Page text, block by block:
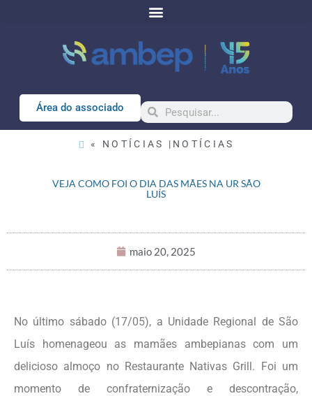
Área do associado
« NOTÍCIAS | NOTÍCIAS
VEJA COMO FOI O DIA DAS MÃES NA UR SÃO
LUÍS
maio 20, 2025
No último sábado (17/05), a Unidade Regional de São
Luís homenageou as mamães ambepianas com um
delicioso almoço no Restaurante Nativas Grill. Foi um
momento de confraternização e descontração,